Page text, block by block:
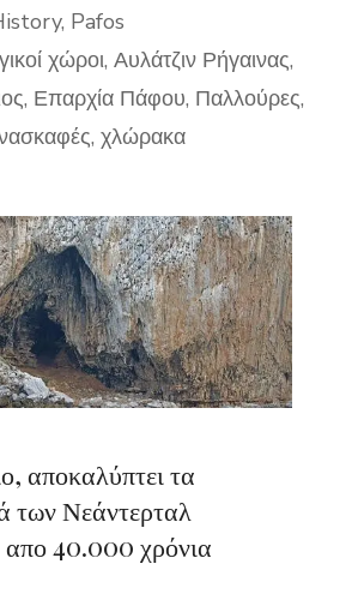
, Pafos
χώροι, Αυλάτζιν Ρήγαινας,
, Επαρχία Πάφου, Παλλούρες,
, χλώρακα
αποκαλύπτει τα
των Νεάντερταλ
απο 40.000 χρόνια